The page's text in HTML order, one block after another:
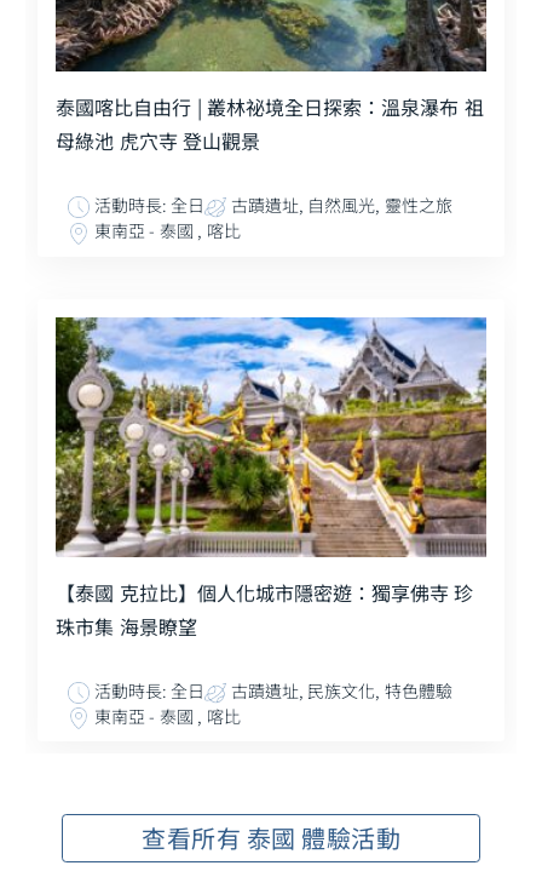
泰國喀比自由行 | 叢林祕境全日探索：溫泉瀑布 祖
母綠池 虎穴寺 登山觀景
活動時長: 全日
古蹟遺址, 自然風光, 靈性之旅
東南亞 - 泰國 , 喀比
【泰國 克拉比】個人化城市隱密遊：獨享佛寺 珍
珠市集 海景瞭望
活動時長: 全日
古蹟遺址, 民族文化, 特色體驗
東南亞 - 泰國 , 喀比
查看所有 泰國 體驗活動